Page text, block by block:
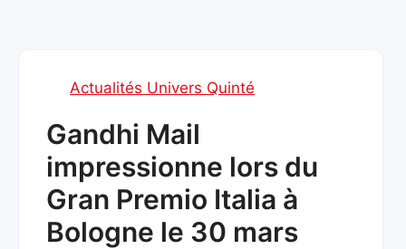
Actualités Univers Quinté
Gandhi Mail
impressionne lors du
Gran Premio Italia à
Bologne le 30 mars